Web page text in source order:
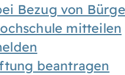
Bezug von
mitteilen
beantragen